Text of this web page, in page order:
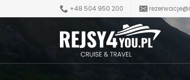
+48 504 950 200